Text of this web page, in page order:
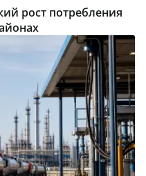
рост потребления